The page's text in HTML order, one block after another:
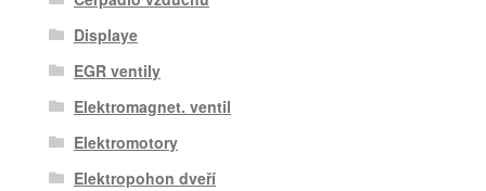
Displaye
EGR ventily
Elektromagnet. ventil
Elektromotory
Elektropohon dveří